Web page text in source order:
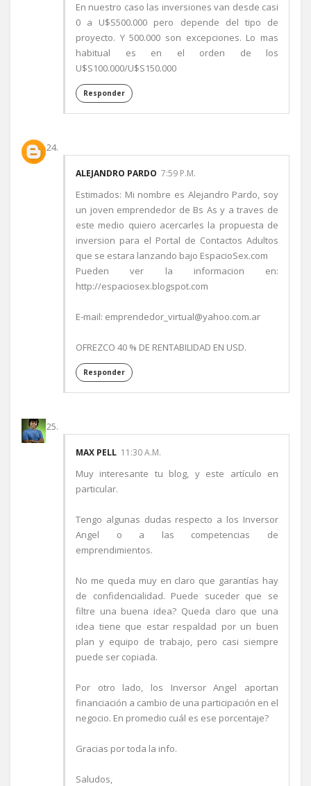
En nuestro caso las inversiones van desde casi
0 a U$S500.000 pero depende del tipo de
proyecto. Y 500.000 son excepciones. Lo mas
habitual es en el orden de los
U$S100.000/U$S150.000
Responder
ALEJANDRO PARDO 7:59 P.M.
Estimados: Mi nombre es Alejandro Pardo, soy
un joven emprendedor de Bs As y a traves de
este medio quiero acercarles la propuesta de
inversion para el Portal de Contactos Adultos
que se estara lanzando bajo EspacioSex.com
Pueden ver la informacion en:
http://espaciosex.blogspot.com
E-mail: emprendedor_virtual@yahoo.com.ar
OFREZCO 40 % DE RENTABILIDAD EN USD.
Responder
MAX PELL 11:30 A.M.
Muy interesante tu blog, y este artículo en
particular.
Tengo algunas dudas respecto a los Inversor
Angel o a las competencias de
emprendimientos.
No me queda muy en claro que garantías hay
de confidencialidad. Puede suceder que se
filtre una buena idea? Queda claro que una
idea tiene que estar respaldad por un buen
plan y equipo de trabajo, pero casi siempre
puede ser copiada.
Por otro lado, los Inversor Angel aportan
financiación a cambio de una participación en el
negocio. En promedio cuál es ese porcentaje?
Gracias por toda la info.
Saludos,